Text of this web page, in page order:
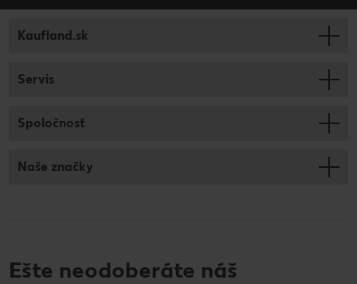
Kaufland.sk
Servis
Spoločnosť
Naše značky
Ešte neodoberáte náš